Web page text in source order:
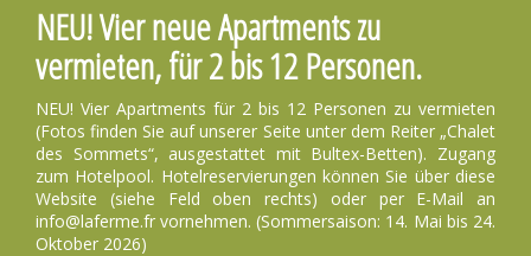
NEU! Vier neue Apartments zu
vermieten, für 2 bis 12 Personen.
NEU! Vier Apartments für 2 bis 12 Personen zu vermieten
(Fotos finden Sie auf unserer Seite unter dem Reiter „Chalet
des Sommets“, ausgestattet mit Bultex-Betten). Zugang
zum Hotelpool. Hotelreservierungen können Sie über diese
Website (siehe Feld oben rechts) oder per E-Mail an
info@laferme.fr vornehmen. (Sommersaison: 14. Mai bis 24.
Oktober 2026)